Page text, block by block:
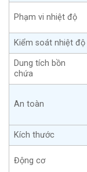
Phạm vi nhiệt độ
Kiểm soát nhiệt độ
Dung tích bồn
chứa
An toàn
Kích thước
Động cơ